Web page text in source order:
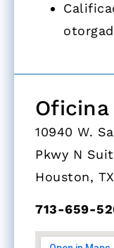
10940 W.
Pkwy N
Houston,
713-659-